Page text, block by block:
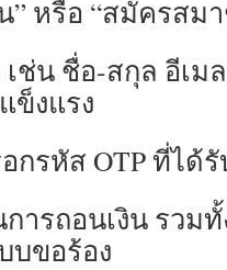
” หรือ “สมัครสม
ช่น ชื่อ-สกุล อีเม
ข็งแรง
กรหัส OTP ที่ได้รั
รถอนเงิน รวม
บขอร้อง